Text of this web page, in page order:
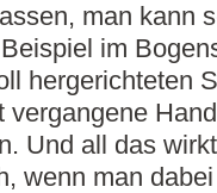
man kann
im
hergerichteten
vergangene
Und all das
wenn man